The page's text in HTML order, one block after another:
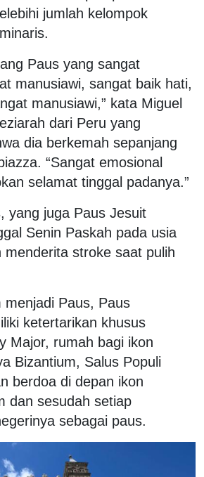
jumlah kelompok
Paus yang sangat
manusiawi, sangat baik hati,
manusiawi,” kata Miguel
dari Peru yang
dia berkemah sepanjang
“Sangat emosional
selamat tinggal padanya.”
yang juga Paus Jesuit
Senin Paskah pada usia
menderita stroke saat pulih
menjadi Paus, Paus
ketertarikan khusus
Major, rumah bagi ikon
Bizantium, Salus Populi
berdoa di depan ikon
dan sesudah setiap
sebagai paus.